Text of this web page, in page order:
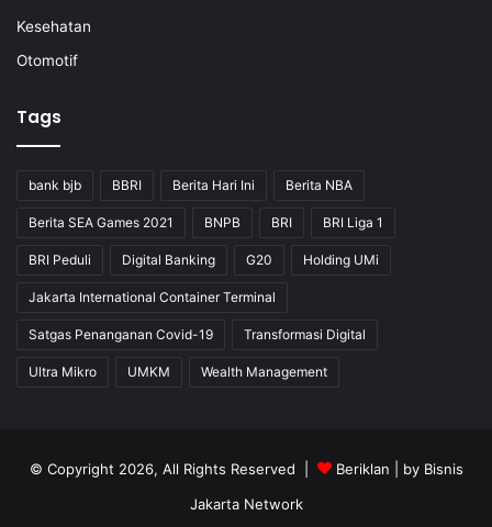
Kesehatan
Otomotif
Tags
bank bjb BBRI Berita Hari Ini Berita NBA
Berita SEA Games 2021 BNPB BRI BRI Liga 1
BRI Peduli Digital Banking G20 Holding UMi
Jakarta International Container Terminal
Satgas Penanganan Covid-19 Transformasi Digital
Ultra Mikro UMKM Wealth Management
© Copyright 2026, All Rights Reserved | Beriklan | by Bisnis
Jakarta Network